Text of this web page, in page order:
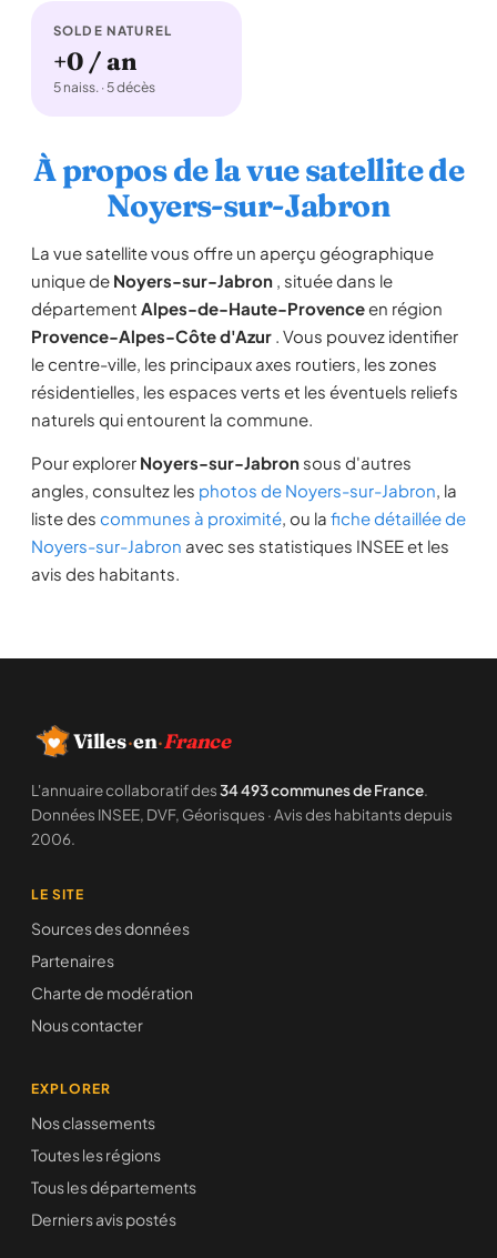
SOLDE NATUREL
+0 / an
5 naiss. · 5 décès
À propos de la vue satellite de
Noyers-sur-Jabron
La vue satellite vous offre un aperçu géographique
unique de Noyers-sur-Jabron , située dans le
département Alpes-de-Haute-Provenceen région
Provence-Alpes-Côte d'Azur . Vous pouvez identifier
le centre-ville, les principaux axes routiers, les zones
résidentielles, les espaces verts et les éventuels reliefs
naturels qui entourent la commune.
Pour explorer Noyers-sur-Jabron sous d'autres
angles, consultez les photos de Noyers-sur-Jabron, la
liste des communes à proximité, ou la fiche détaillée de
Noyers-sur-Jabron avec ses statistiques INSEE et les
avis des habitants.
Villes·en·France
L'annuaire collaboratif des34 493 communes de France.
Données INSEE, DVF, Géorisques · Avis des habitants depuis
2006.
LE SITE
Sources des données
Partenaires
Charte de modération
Nous contacter
EXPLORER
Nos classements
Toutes les régions
Tous les départements
Derniers avis postés